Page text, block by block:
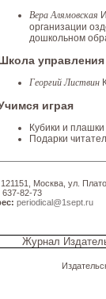
Вера Алямовская
организации
дошкольном
управления
Георгий Листвин
играя
Кубики и плашки
Подарки
121151, Москва, ул.
637-82-73
periodical@1sept.ru
Журнал